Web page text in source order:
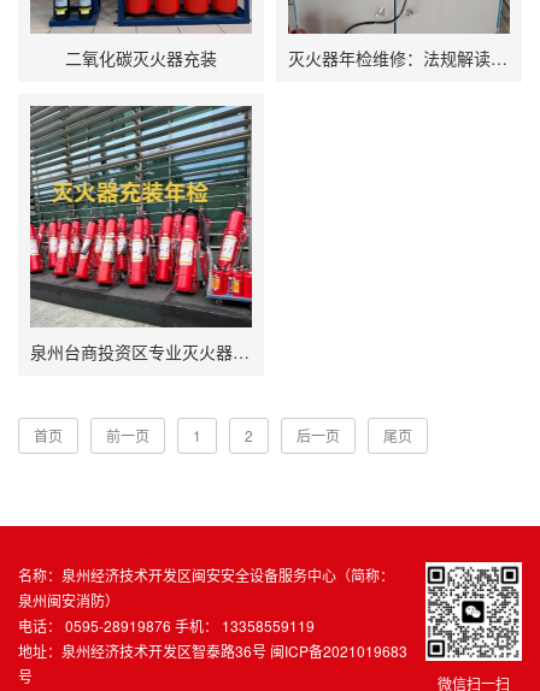
二氧化碳灭火器充装 灭火器年检维修：法规解读、市场实践
泉州台商投资区专业灭火器服务
首页 前一页 1 2 后一页 尾页
微信扫一扫
名称：泉州经济技术开发区闽安安全设备服务中心（简称：
泉州闽安消防）
电话： 0595-28919876 手机： 13358559119
地址：泉州经济技术开发区智泰路36号 闽ICP备2021019683
号